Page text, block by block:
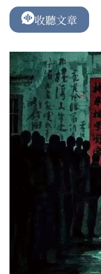
收聽文章